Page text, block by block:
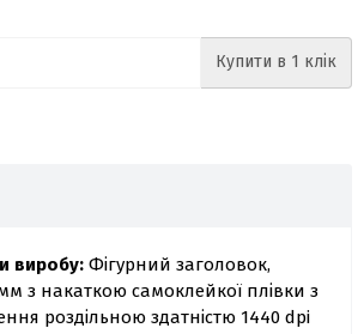
Купити в 1 клік
виробу: Фігурний заголовок,
з накаткою самоклейкої плівки з
роздільною здатністю 1440 dpi